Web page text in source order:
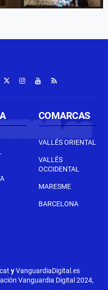
COMARCAS
VALLÉS ORIENTAL
VALLÉS
OCCIDENTAL
MARESME
BARCELONA
yVanguardiaDigital.es
Vanguardia Digital 2024,